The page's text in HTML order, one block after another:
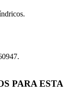
PARA ESTA